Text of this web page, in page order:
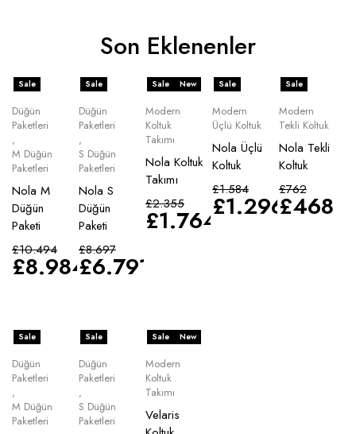
Son Eklenenler
Sale
Düğün
Paketleri
,
M Düğün
Paketleri
Nola M
Düğün
Paketi
£10.494
£8.984
Sale
Düğün
Paketleri
,
S Düğün
Paketleri
Nola S
Düğün
Paketi
£8.697
£6.791
Sale New
Modern
Koltuk
Takımı
Nola Koltuk
Takımı
£2.355
£1.764
Sale
Modern
Üçlü Koltuk
Nola Üçlü
Koltuk
£1.584
£1.296
Sale
Modern
Tekli Koltuk
Nola Tekli
Koltuk
£762
£468
Sale
Düğün
Paketleri
,
M Düğün
Paketleri
Sale
Düğün
Paketleri
,
S Düğün
Paketleri
Sale New
Modern
Koltuk
Takımı
Velaris